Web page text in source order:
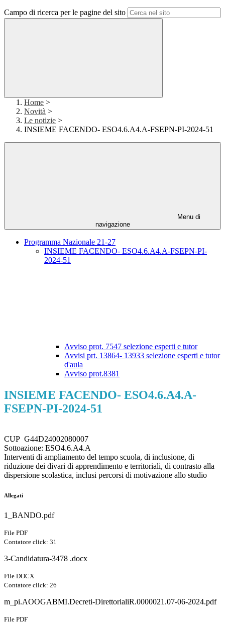
Campo di ricerca per le pagine del sito
Home >
Novità >
Le notizie >
INSIEME FACENDO- ESO4.6.A4.A-FSEPN-PI-2024-51
Menu di
navigazione
Programma Nazionale 21-27
INSIEME FACENDO- ESO4.6.A4.A-FSEPN-PI-
2024-51
Avviso prot. 7547 selezione esperti e tutor
Avvisi prt. 13864- 13933 selezione esperti e tutor
d'aula
Avviso prot.8381
INSIEME FACENDO- ESO4.6.A4.A-
FSEPN-PI-2024-51
CUP G44D24002080007
Sottoazione: ESO4.6.A4.A
Interventi di ampliamento del tempo scuola, di inclusione, di
riduzione dei divari di apprendimento e territoriali, di contrasto alla
dispersione scolastica, inclusi percorsi di motivazione allo studio
Allegati
1_BANDO.pdf
File PDF
Contatore click: 31
3-Candidatura-3478 .docx
File DOCX
Contatore click: 26
m_pi.AOOGABMI.Decreti-DirettorialiR.0000021.07-06-2024.pdf
File PDF